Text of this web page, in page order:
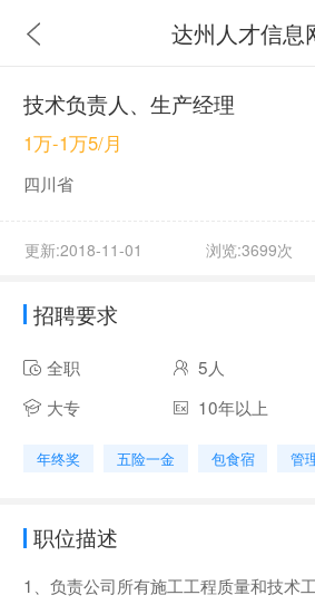
达州人才信息
技术负责人、生产经理
1万-1万5/月
四川省
更新:2018-11-01 浏览:3699次
招聘要求
全职 5人
大专
10年以上
年终奖 五险一金 包食宿 管
职位描述
1、负责公司所有施工工程质量和技术